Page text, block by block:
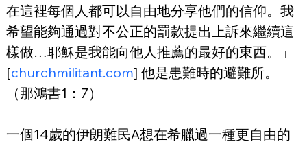
在這裡每個人都可以自由地分享他們的信仰。我
希望能夠通過對不公正的罰款提出上訴來繼續這
樣做…耶穌是我能向他人推薦的最好的東西。」
[churchmilitant.com] 他是患難時的避難所。
（那鴻書1：7）
一個14歲的伊朗難民A想在希臘過一種更自由的